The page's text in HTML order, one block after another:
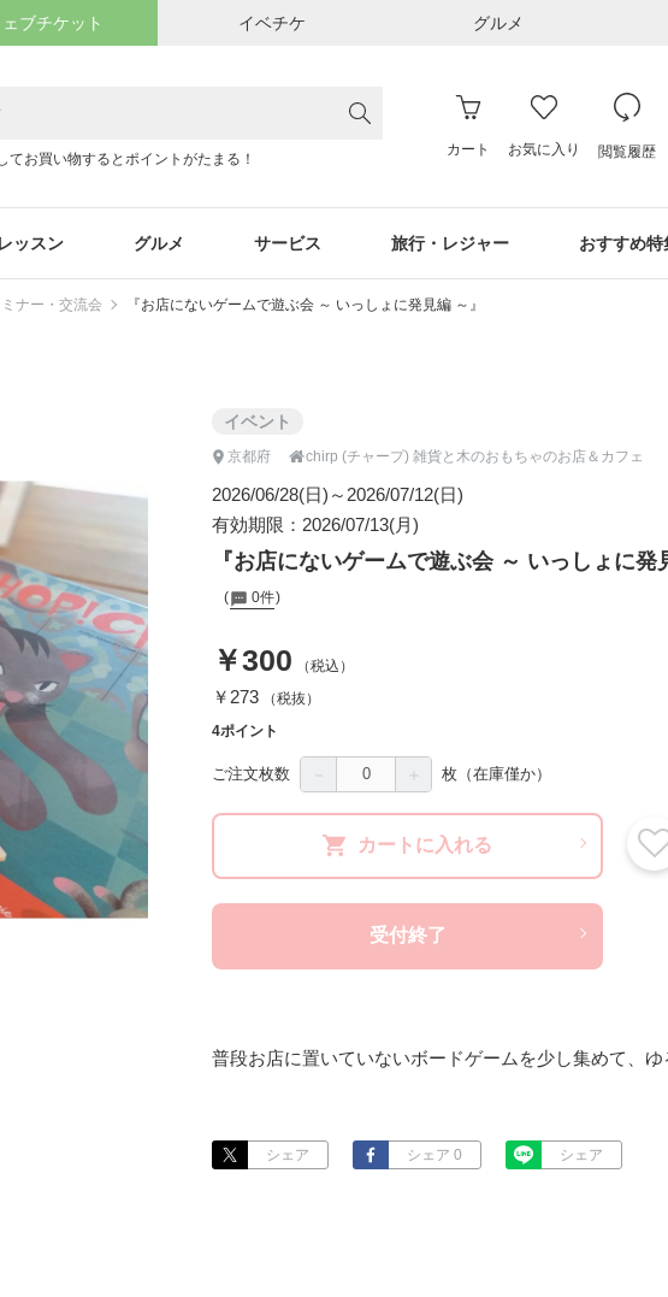
ブチケット イベチケ グルメ
てお買い物するとポイントがたまる！
カート お気に入り 閲覧履歴
ッスン グルメ サービス 旅行・レジャー おすすめ特
ナー・交流会 『お店にないゲームで遊ぶ会 ～ いっしょに発見編 ～』
イベント
京都府 chirp (チャープ) 雑貨と木のおもちゃのお店＆カフェ
2026/06/28(日)～2026/07/12(日)
有効期限：2026/07/13(月)
『お店にないゲームで遊ぶ会 ～ いっしょに発
0件
￥300 （税込）
￥273 （税抜）
4ポイント
ご注文枚数 ＋ 枚 （在庫僅か）
カートに入れる
受付終了
普段お店に置いていないボードゲームを少し集めて、
シェア シェア 0 シェア